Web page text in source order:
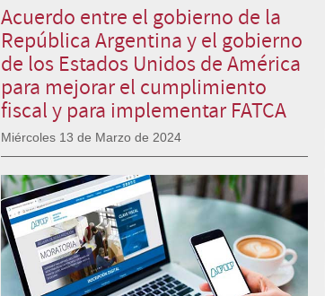
Acuerdo entre el gobierno de la
República Argentina y el gobierno
de los Estados Unidos de América
para mejorar el cumplimiento
fiscal y para implementar FATCA
Miércoles 13 de Marzo de 2024